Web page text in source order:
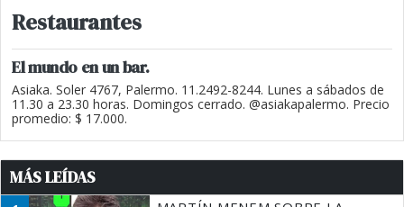
Restaurantes
El mundo en un bar.
Asiaka. Soler 4767, Palermo. 11.2492-8244. Lunes a sábados de
11.30 a 23.30 horas. Domingos cerrado. @asiakapalermo. Precio
promedio: $ 17.000.
MÁS LEÍDAS